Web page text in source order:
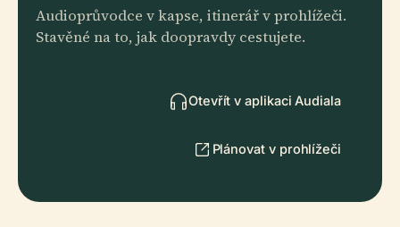
Audioprůvodce v kapse, itinerář v prohlížeči.
Stavěné na to, jak doopravdy cestujete.
Otevřít v aplikaci Audiala
Plánovat v prohlížeči